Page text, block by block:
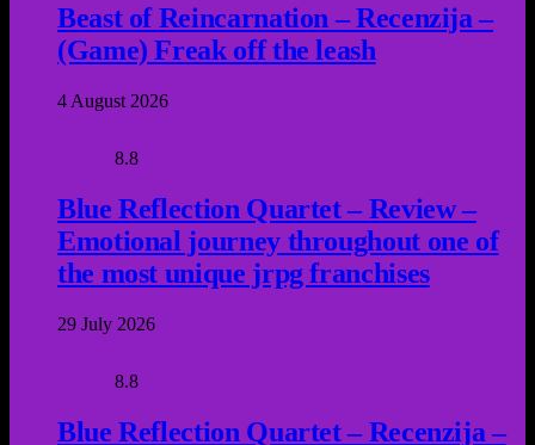
Beast of Reincarnation – Recenzija –
(Game) Freak off the leash
4 August 2026
8.8
Blue Reflection Quartet – Review –
Emotional journey throughout one of
the most unique jrpg franchises
29 July 2026
8.8
Blue Reflection Quartet – Recenzija –